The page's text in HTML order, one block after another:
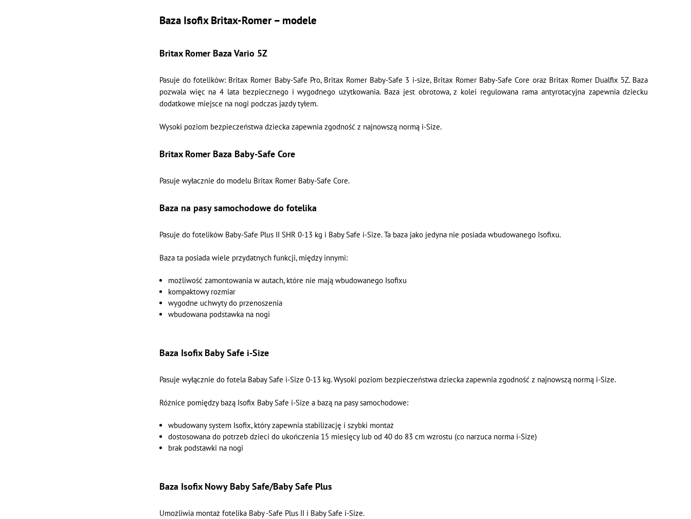
Baza Isofix Britax-Romer – modele
Britax Romer Baza Vario 5Z
Pasuje do fotelików: Britax Romer Baby-Safe Pro, Britax Romer Baby-Safe 3 i-size, Britax Romer Baby-Safe Core oraz Britax Romer Dualfix 5Z. Baza
pozwala więc na 4 lata bezpiecznego i wygodnego użytkowania. Baza jest obrotowa, z kolei regulowana rama antyrotacyjna zapewnia dziecku
dodatkowe miejsce na nogi podczas jazdy tyłem.
Wysoki poziom bezpieczeństwa dziecka zapewnia zgodność z najnowszą normą i-Size.
Britax Romer Baza Baby-Safe Core
Pasuje wyłacznie do modelu Britax Romer Baby-Safe Core.
Baza na pasy samochodowe do fotelika
Pasuje do fotelików Baby-Safe Plus II SHR 0-13 kg i Baby Safe i-Size. Ta baza jako jedyna nie posiada wbudowanego Isofixu.
Baza ta posiada wiele przydatnych funkcji, między innymi:
możliwość zamontowania w autach, które nie mają wbudowanego Isofixu
kompaktowy rozmiar
wygodne uchwyty do przenoszenia
wbudowana podstawka na nogi
Baza Isofix Baby Safe i-Size
Pasuje wyłącznie do fotela Babay Safe i-Size 0-13 kg. Wysoki poziom bezpieczeństwa dziecka zapewnia zgodność z najnowszą normą i-Size.
Różnice pomiędzy bazą Isofix Baby Safe i-Size a bazą na pasy samochodowe:
wbudowany system Isofix, który zapewnia stabilizację i szybki montaż
dostosowana do potrzeb dzieci do ukończenia 15 miesięcy lub od 40 do 83 cm wzrostu (co narzuca norma i-Size)
brak podstawki na nogi
Baza Isofix Nowy Baby Safe/Baby Safe Plus
Umożliwia montaż fotelika Baby -Safe Plus II i Baby Safe i-Size.